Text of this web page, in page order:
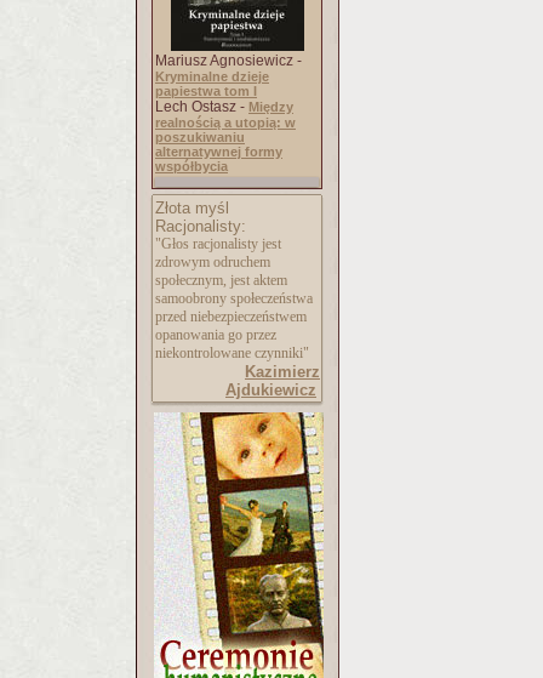
Mariusz Agnosiewicz -
Kryminalne dzieje
papiestwa tom I
Lech Ostasz - Między
realnością a utopią: w
poszukiwaniu
alternatywnej formy
współbycia
Złota myśl
Racjonalisty:
"Głos racjonalisty jest
zdrowym odruchem
społecznym, jest aktem
samoobrony społeczeństwa
przed niebezpieczeństwem
opanowania go przez
niekontrolowane czynniki"
Kazimierz
Ajdukiewicz